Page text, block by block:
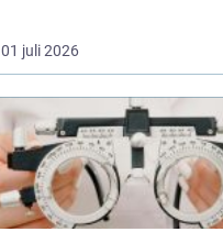
01 juli 2026